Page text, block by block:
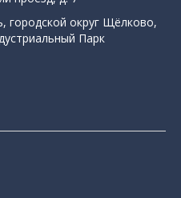
городской округ Щёлково,
Парк